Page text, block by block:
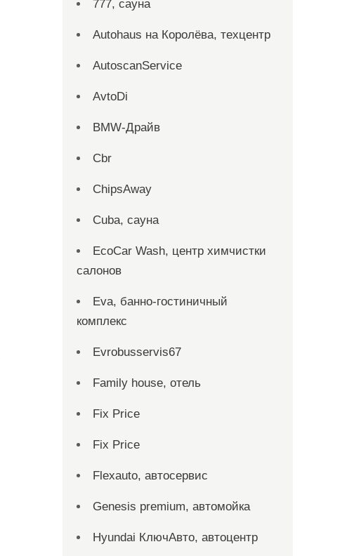
777, сауна
Autohaus на Королёва, техцентр
AutoscanService
AvtoDi
BMW-Драйв
Cbr
ChipsAway
Cuba, сауна
EcoCar Wash, центр химчистки
салонов
Eva, банно-гостиничный
комплекс
Evrobusservis67
Family house, отель
Fix Price
Fix Price
Flexauto, автосервис
Genesis premium, автомойка
Hyundai КлючАвто, автоцентр